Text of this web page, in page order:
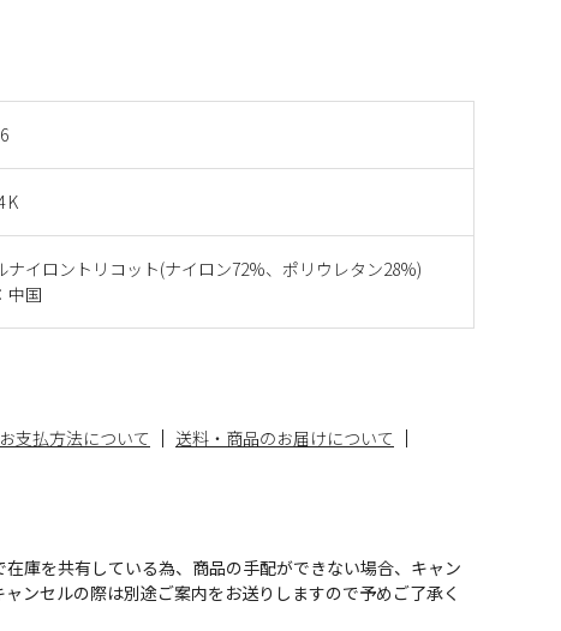
K
ナイロントリコット(ナイロン72%、ポリウレタン28%)
中国
お支払方法について
送料・商品のお届けについて
庫を共有している為、商品の手配ができない場合、キャン
ンセルの際は別途ご案内をお送りしますので予めご了承く